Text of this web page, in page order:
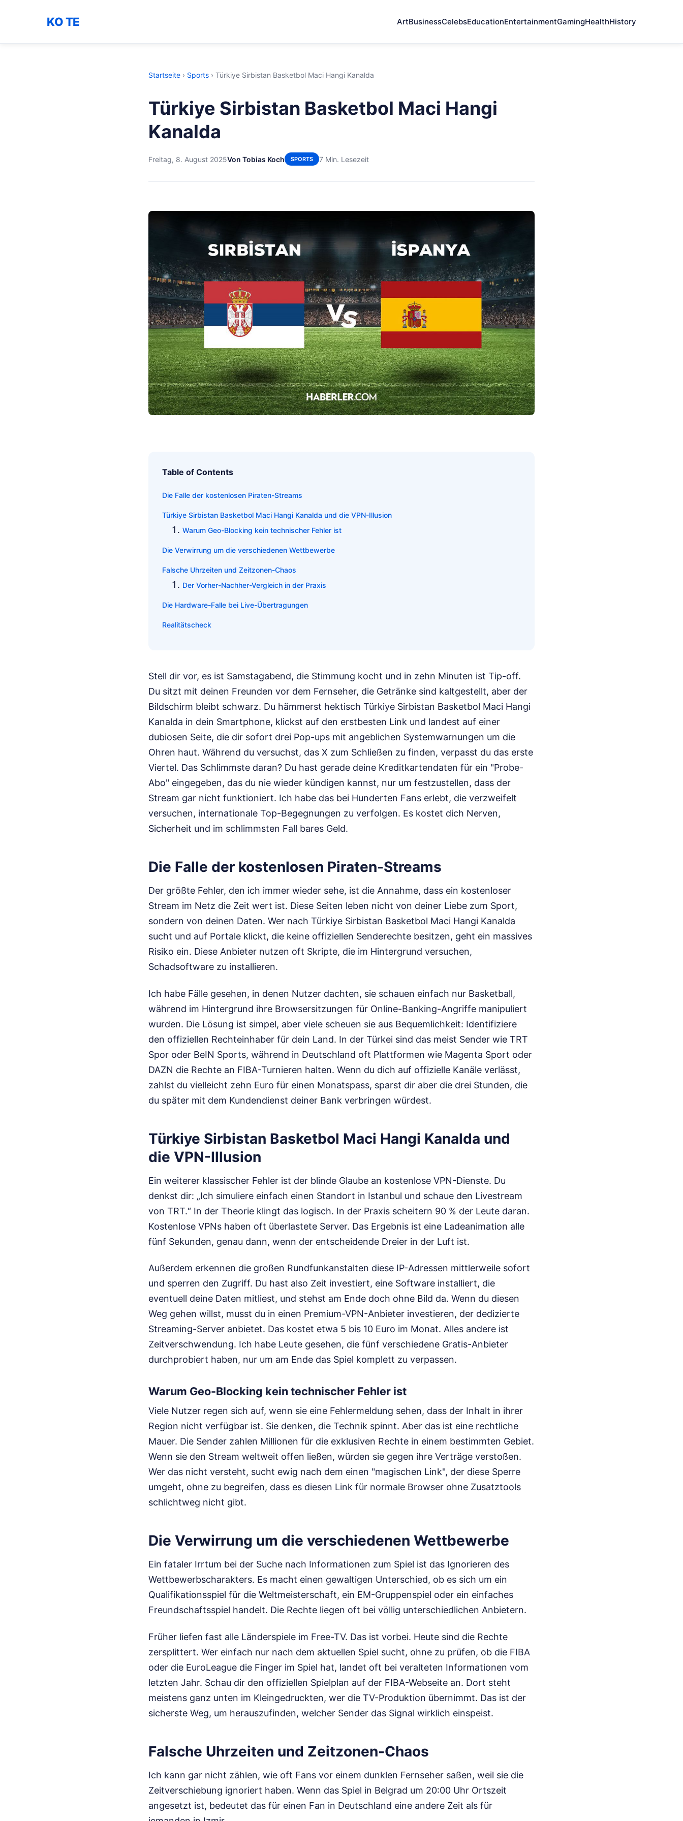
KO TE ArtBusinessCelebsEducationEntertainmentGamingHealthHistory
Startseite › Sports › Türkiye Sirbistan Basketbol Maci Hangi Kanalda
Türkiye Sirbistan Basketbol Maci Hangi
Kanalda
Freitag, 8. August 2025Von Tobias Koch SPORTS 7 Min. Lesezeit
Table of Contents
Die Falle der kostenlosen Piraten-Streams
Türkiye Sirbistan Basketbol Maci Hangi Kanalda und die VPN-Illusion
Warum Geo-Blocking kein technischer Fehler ist
Die Verwirrung um die verschiedenen Wettbewerbe
Falsche Uhrzeiten und Zeitzonen-Chaos
Der Vorher-Nachher-Vergleich in der Praxis
Die Hardware-Falle bei Live-Übertragungen
Realitätscheck
Stell dir vor, es ist Samstagabend, die Stimmung kocht und in zehn Minuten ist Tip-off.
Du sitzt mit deinen Freunden vor dem Fernseher, die Getränke sind kaltgestellt, aber der
Bildschirm bleibt schwarz. Du hämmerst hektisch Türkiye Sirbistan Basketbol Maci Hangi
Kanalda in dein Smartphone, klickst auf den erstbesten Link und landest auf einer
dubiosen Seite, die dir sofort drei Pop-ups mit angeblichen Systemwarnungen um die
Ohren haut. Während du versuchst, das X zum Schließen zu finden, verpasst du das erste
Viertel. Das Schlimmste daran? Du hast gerade deine Kreditkartendaten für ein "Probe-
Abo" eingegeben, das du nie wieder kündigen kannst, nur um festzustellen, dass der
Stream gar nicht funktioniert. Ich habe das bei Hunderten Fans erlebt, die verzweifelt
versuchen, internationale Top-Begegnungen zu verfolgen. Es kostet dich Nerven,
Sicherheit und im schlimmsten Fall bares Geld.
Die Falle der kostenlosen Piraten-Streams
Der größte Fehler, den ich immer wieder sehe, ist die Annahme, dass ein kostenloser
Stream im Netz die Zeit wert ist. Diese Seiten leben nicht von deiner Liebe zum Sport,
sondern von deinen Daten. Wer nach Türkiye Sirbistan Basketbol Maci Hangi Kanalda
sucht und auf Portale klickt, die keine offiziellen Senderechte besitzen, geht ein massives
Risiko ein. Diese Anbieter nutzen oft Skripte, die im Hintergrund versuchen,
Schadsoftware zu installieren.
Ich habe Fälle gesehen, in denen Nutzer dachten, sie schauen einfach nur Basketball,
während im Hintergrund ihre Browsersitzungen für Online-Banking-Angriffe manipuliert
wurden. Die Lösung ist simpel, aber viele scheuen sie aus Bequemlichkeit: Identifiziere
den offiziellen Rechteinhaber für dein Land. In der Türkei sind das meist Sender wie TRT
Spor oder BeIN Sports, während in Deutschland oft Plattformen wie Magenta Sport oder
DAZN die Rechte an FIBA-Turnieren halten. Wenn du dich auf offizielle Kanäle verlässt,
zahlst du vielleicht zehn Euro für einen Monatspass, sparst dir aber die drei Stunden, die
du später mit dem Kundendienst deiner Bank verbringen würdest.
Türkiye Sirbistan Basketbol Maci Hangi Kanalda und
die VPN-Illusion
Ein weiterer klassischer Fehler ist der blinde Glaube an kostenlose VPN-Dienste. Du
denkst dir: „Ich simuliere einfach einen Standort in Istanbul und schaue den Livestream
von TRT.“ In der Theorie klingt das logisch. In der Praxis scheitern 90 % der Leute daran.
Kostenlose VPNs haben oft überlastete Server. Das Ergebnis ist eine Ladeanimation alle
fünf Sekunden, genau dann, wenn der entscheidende Dreier in der Luft ist.
Außerdem erkennen die großen Rundfunkanstalten diese IP-Adressen mittlerweile sofort
und sperren den Zugriff. Du hast also Zeit investiert, eine Software installiert, die
eventuell deine Daten mitliest, und stehst am Ende doch ohne Bild da. Wenn du diesen
Weg gehen willst, musst du in einen Premium-VPN-Anbieter investieren, der dedizierte
Streaming-Server anbietet. Das kostet etwa 5 bis 10 Euro im Monat. Alles andere ist
Zeitverschwendung. Ich habe Leute gesehen, die fünf verschiedene Gratis-Anbieter
durchprobiert haben, nur um am Ende das Spiel komplett zu verpassen.
Warum Geo-Blocking kein technischer Fehler ist
Viele Nutzer regen sich auf, wenn sie eine Fehlermeldung sehen, dass der Inhalt in ihrer
Region nicht verfügbar ist. Sie denken, die Technik spinnt. Aber das ist eine rechtliche
Mauer. Die Sender zahlen Millionen für die exklusiven Rechte in einem bestimmten Gebiet.
Wenn sie den Stream weltweit offen ließen, würden sie gegen ihre Verträge verstoßen.
Wer das nicht versteht, sucht ewig nach dem einen "magischen Link", der diese Sperre
umgeht, ohne zu begreifen, dass es diesen Link für normale Browser ohne Zusatztools
schlichtweg nicht gibt.
Die Verwirrung um die verschiedenen Wettbewerbe
Ein fataler Irrtum bei der Suche nach Informationen zum Spiel ist das Ignorieren des
Wettbewerbscharakters. Es macht einen gewaltigen Unterschied, ob es sich um ein
Qualifikationsspiel für die Weltmeisterschaft, ein EM-Gruppenspiel oder ein einfaches
Freundschaftsspiel handelt. Die Rechte liegen oft bei völlig unterschiedlichen Anbietern.
Früher liefen fast alle Länderspiele im Free-TV. Das ist vorbei. Heute sind die Rechte
zersplittert. Wer einfach nur nach dem aktuellen Spiel sucht, ohne zu prüfen, ob die FIBA
oder die EuroLeague die Finger im Spiel hat, landet oft bei veralteten Informationen vom
letzten Jahr. Schau dir den offiziellen Spielplan auf der FIBA-Webseite an. Dort steht
meistens ganz unten im Kleingedruckten, wer die TV-Produktion übernimmt. Das ist der
sicherste Weg, um herauszufinden, welcher Sender das Signal wirklich einspeist.
Falsche Uhrzeiten und Zeitzonen-Chaos
Ich kann gar nicht zählen, wie oft Fans vor einem dunklen Fernseher saßen, weil sie die
Zeitverschiebung ignoriert haben. Wenn das Spiel in Belgrad um 20:00 Uhr Ortszeit
angesetzt ist, bedeutet das für einen Fan in Deutschland eine andere Zeit als für